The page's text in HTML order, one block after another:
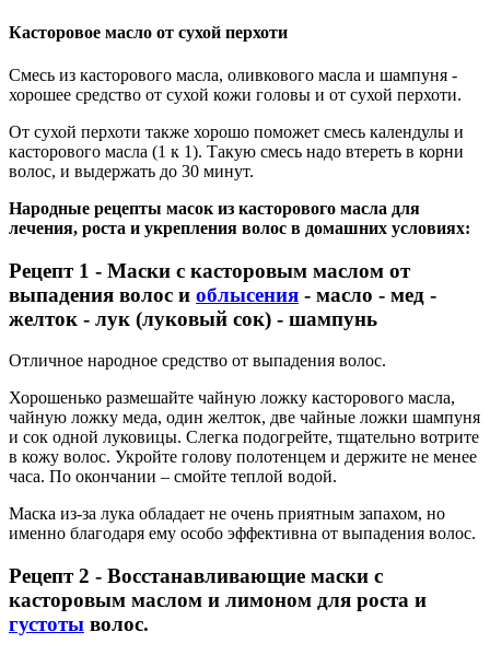
Касторовое масло от сухой перхоти
Смесь из касторового масла, оливкового масла и шампуня -
хорошее средство от сухой кожи головы и от сухой перхоти.
От сухой перхоти также хорошо поможет смесь календулы и
касторового масла (1 к 1). Такую смесь надо втереть в корни
волос, и выдержать до 30 минут.
Народные рецепты масок из касторового масла для
лечения, роста и укрепления волос в домашних условиях:
Рецепт 1 - Маски с касторовым маслом от
выпадения волос и облысения - масло - мед -
желток - лук (луковый сок) - шампунь
Отличное народное средство от выпадения волос.
Хорошенько размешайте чайную ложку касторового масла,
чайную ложку меда, один желток, две чайные ложки шампуня
и сок одной луковицы. Слегка подогрейте, тщательно вотрите
в кожу волос. Укройте голову полотенцем и держите не менее
часа. По окончании – смойте теплой водой.
Маска из-за лука обладает не очень приятным запахом, но
именно благодаря ему особо эффективна от выпадения волос.
Рецепт 2 - Восстанавливающие маски с
касторовым маслом и лимоном для роста и
густоты волос.